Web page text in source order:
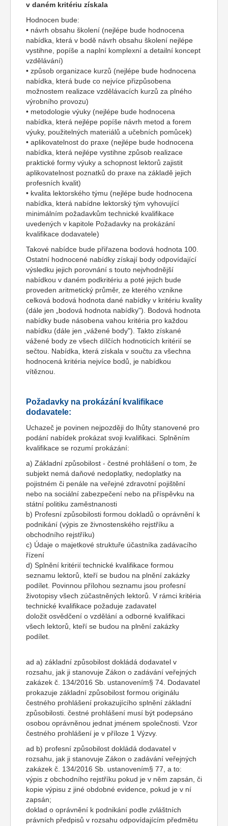
v daném kritériu získala
Hodnocen bude:
• návrh obsahu školení (nejlépe bude hodnocena
nabídka, která v bodě návrh obsahu školení nejlépe
vystihne, popíše a naplní komplexní a detailní koncept
vzdělávání)
• způsob organizace kurzů (nejlépe bude hodnocena
nabídka, která bude co nejvíce přizpůsobena
možnostem realizace vzdělávacích kurzů za plného
výrobního provozu)
• metodologie výuky (nejlépe bude hodnocena
nabídka, která nejlépe popíše návrh metod a forem
výuky, použitelných materiálů a učebních pomůcek)
• aplikovatelnost do praxe (nejlépe bude hodnocena
nabídka, která nejlépe vystihne způsob realizace
praktické formy výuky a schopnost lektorů zajistit
aplikovatelnost poznatků do praxe na základě jejich
profesních kvalit)
• kvalita lektorského týmu (nejlépe bude hodnocena
nabídka, která nabídne lektorský tým vyhovující
minimálním požadavkům technické kvalifikace
uvedených v kapitole Požadavky na prokázání
kvalifikace dodavatele)
Takové nabídce bude přiřazena bodová hodnota 100.
Ostatní hodnocené nabídky získají body odpovídající
výsledku jejich porovnání s touto nejvhodnější
nabídkou v daném podkritériu a poté jejich bude
proveden aritmetický průměr, ze kterého vznikne
celková bodová hodnota dané nabídky v kritériu kvality
(dále jen „bodová hodnota nabídky"). Bodová hodnota
nabídky bude násobena vahou kritéria pro každou
nabídku (dále jen „vážené body"). Takto získané
vážené body ze všech dílčích hodnoticích kritérií se
sečtou. Nabídka, která získala v součtu za všechna
hodnocená kritéria nejvíce bodů, je nabídkou
vítěznou.
Požadavky na prokázání kvalifikace
dodavatele:
Uchazeč je povinen nejpozději do lhůty stanovené pro
podání nabídek prokázat svoji kvalifikaci. Splněním
kvalifikace se rozumí prokázání:
a) Základní způsobilost - čestné prohlášení o tom, že
subjekt nemá daňové nedoplatky, nedoplatky na
pojistném či penále na veřejné zdravotní pojištění
nebo na sociální zabezpečení nebo na příspěvku na
státní politiku zaměstnanosti
b) Profesní způsobilosti formou dokladů o oprávnění k
podnikání (výpis ze živnostenského rejstříku a
obchodního rejstříku)
c) Údaje o majetkové struktuře účastníka zadávacího
řízení
d) Splnění kritérií technické kvalifikace formou
seznamu lektorů, kteří se budou na plnění zakázky
podílet. Povinnou přílohou seznamu jsou profesní
životopisy všech zúčastněných lektorů. V rámci kritéria
technické kvalifikace požaduje zadavatel
doložit osvědčení o vzdělání a odborné kvalifikaci
všech lektorů, kteří se budou na plnění zakázky
podílet.
ad a) základní způsobilost dokládá dodavatel v
rozsahu, jak ji stanovuje Zákon o zadávání veřejných
zakázek č. 134/2016 Sb. ustanovením§ 74. Dodavatel
prokazuje základní způsobilost formou originálu
čestného prohlášení prokazujícího splnění základní
způsobilosti. čestné prohlášení musí být podepsáno
osobou oprávněnou jednat jménem společnosti. Vzor
čestného prohlášení je v příloze 1 Výzvy.
ad b) profesní způsobilost dokládá dodavatel v
rozsahu, jak ji stanovuje Zákon o zadávání veřejných
zakázek č. 134/2016 Sb. ustanovením§ 77, a to:
výpis z obchodního rejstříku pokud je v něm zapsán, či
kopie výpisu z jiné obdobné evidence, pokud je v ní
zapsán;
doklad o oprávnění k podnikání podle zvláštních
právních předpisů v rozsahu odpovídajícím předmětu